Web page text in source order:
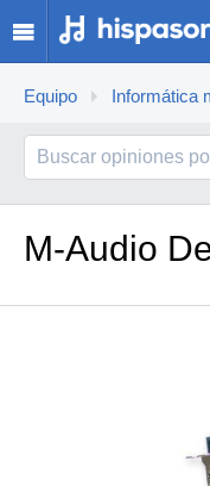
Equipo Informática
M-Audio